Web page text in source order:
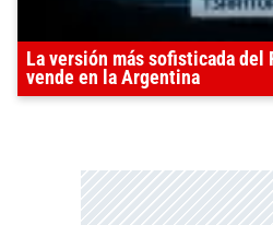
La versión más sofisticada del
vende en la Argentina